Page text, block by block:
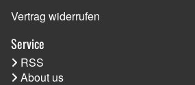
Vertrag widerrufen
Service
RSS
About us